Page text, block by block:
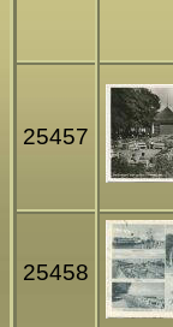
25457
25458